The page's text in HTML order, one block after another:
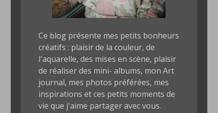
Ce blog présente mes petits bonheurs
créatifs : plaisir de la couleur, de
l'aquarelle, des mises en scène, plaisir
de réaliser des mini- albums, mon Art
journal, mes photos préférées, mes
inspirations et ces petits moments de
vie que j'aime partager avec vous.